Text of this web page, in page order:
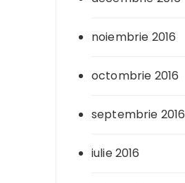
noiembrie 2016
octombrie 2016
septembrie 2016
iulie 2016